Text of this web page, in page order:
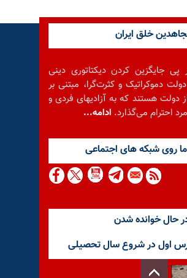
خلق ایران
پی جایگزین کردن دیکتاتوری دینی
دموکراتیک و کثرت‌گرا، مبتنی بر
دولت هستند که به آزادیهای فردی و
احترام می‌گذارد. ادامه...
روى شبكه هاى اجتماعى
حال خوانده شدن
اول در شروع سال تحصیلی